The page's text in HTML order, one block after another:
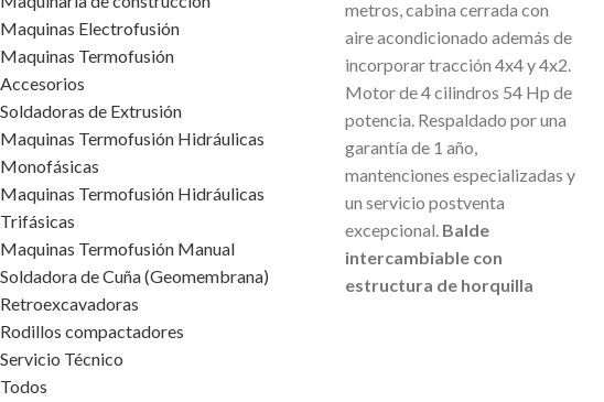
Maquinas Electrofusión
Maquinas Termofusión
Accesorios
Soldadoras de Extrusión
Maquinas Termofusión Hidráulicas
Monofásicas
Maquinas Termofusión Hidráulicas
Trifásicas
Maquinas Termofusión Manual
Soldadora de Cuña (Geomembrana)
Retroexcavadoras
Rodillos compactadores
Servicio Técnico
Todos
metros, cabina cerrada con
aire acondicionado además de
incorporar tracción 4x4 y 4x2.
Motor de 4 cilindros 54 Hp de
potencia. Respaldado por una
garantía de 1 año,
mantenciones especializadas y
un servicio postventa
excepcional. Balde
intercambiable con
estructura de horquilla